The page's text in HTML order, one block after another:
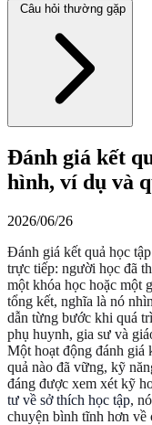
Câu hỏi thường gặp
Đánh giá kết
hình, ví dụ và
2026/06/26
Đánh giá kết quả học
trực tiếp: người học đã
một khóa học hoặc một
tổng kết, nghĩa là nó
dẫn từng bước khi quá
phụ huynh, gia sư và
Một hoạt động đánh giá
quả nào đã vững, kỹ
đáng được xem xét kỹ
tư về sở thích học tập,
chuyện bình tĩnh hơn về